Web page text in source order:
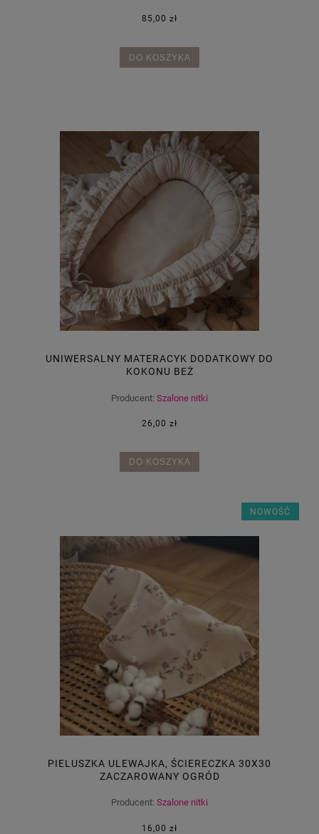
85,00 zł
DO KOSZYKA
UNIWERSALNY MATERACYK DODATKOWY DO
KOKONU BEŻ
Producent: Szalone nitki
26,00 zł
DO KOSZYKA
PIELUSZKA ULEWAJKA, ŚCIERECZKA 30X30
ZACZAROWANY OGRÓD
Producent: Szalone nitki
16,00 zł
NOWOŚĆ